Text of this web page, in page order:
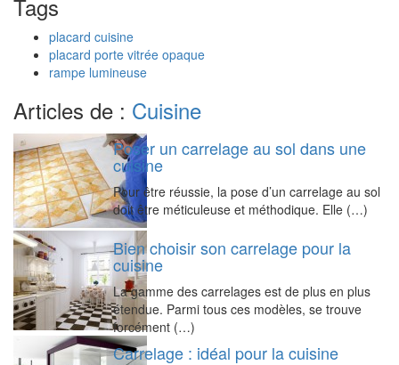
Tags
placard cuisine
placard porte vitrée opaque
rampe lumineuse
Articles de : Cuisine
Poser un carrelage au sol dans une
cuisine
Pour être réussie, la pose d’un carrelage au sol
doit être méticuleuse et méthodique. Elle (…)
Bien choisir son carrelage pour la
cuisine
La gamme des carrelages est de plus en plus
étendue. Parmi tous ces modèles, se trouve
forcément (…)
Carrelage : idéal pour la cuisine